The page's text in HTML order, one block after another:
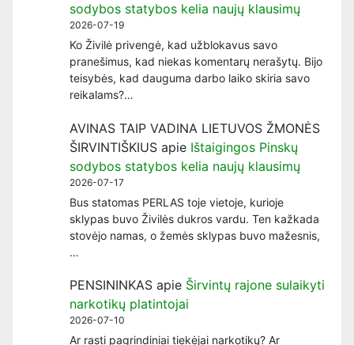
sodybos statybos kelia naujų klausimų
2026-07-19
Ko Živilė privengė, kad užblokavus savo
pranešimus, kad niekas komentarų nerašytų. Bijo
teisybės, kad dauguma darbo laiko skiria savo
reikalams?…
AVINAS TAIP VADINA LIETUVOS ŽMONĖS
ŠIRVINTIŠKIUS apie Ištaigingos Pinskų
sodybos statybos kelia naujų klausimų
2026-07-17
Bus statomas PERLAS toje vietoje, kurioje
sklypas buvo Živilės dukros vardu. Ten kažkada
stovėjo namas, o žemės sklypas buvo mažesnis,
…
PENSININKAS apie Širvintų rajone sulaikyti
narkotikų platintojai
2026-07-10
Ar rasti pagrindiniai tiekėjai narkotikų? Ar